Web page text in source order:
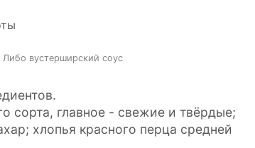
вустерширский соус
сорта, главное - свежие и твёрдые;
хлопья красного перца средней